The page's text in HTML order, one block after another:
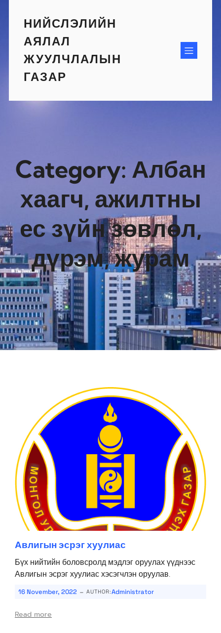
contentНИЙСЛЭЛИЙН
АЯЛАЛ
ЖУУЛЧЛАЛЫН
ГАЗАР
Category: Албан
хаагч, ажилтны
ес зүйн зөвлөл,
дүрэм, журам
Авлигын эсрэг хуулиас
Бүх нийтийн боловсролд мэдлэг оруулах үүднээс
Авлигын эсрэг хуулиас хэсэгчлэн оруулав.
16 November, 2022 - AUTHOR:Administrator
Read more